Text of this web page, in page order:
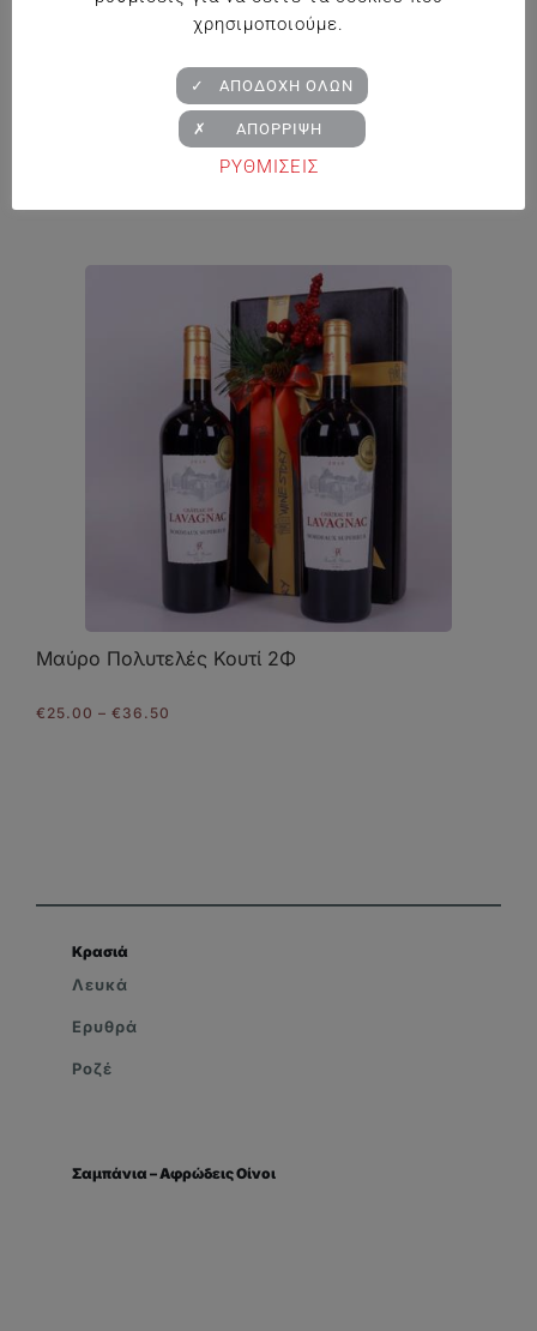
Πολυτελές Κόκκινο Κουτί 2Φ
€35.50
Μαύρο Πολυτελές Κουτί 2Φ
€ 25.00 – € 36.50
Κρασιά
Λευκά
Ερυθρά
Ροζέ
Σαμπάνια – Αφρώδεις Οίνοι
χρησιμοποιούμε.
ΡΥΘΜΙΣΕΙΣ
✓ ΑΠΟΔΟΧΗ ΟΛΩΝ
✗ ΑΠΟΡΡΙΨΗ